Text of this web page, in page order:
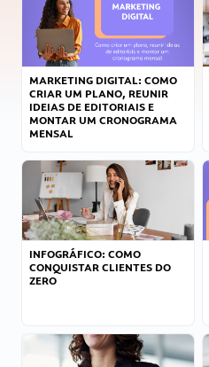
MARKETING DIGITAL: COMO
CRIAR UM PLANO, REUNIR
IDEIAS DE EDITORIAIS E
MONTAR UM CRONOGRAMA
MENSAL
INFOGRÁFICO: COMO
CONQUISTAR CLIENTES DO
ZERO